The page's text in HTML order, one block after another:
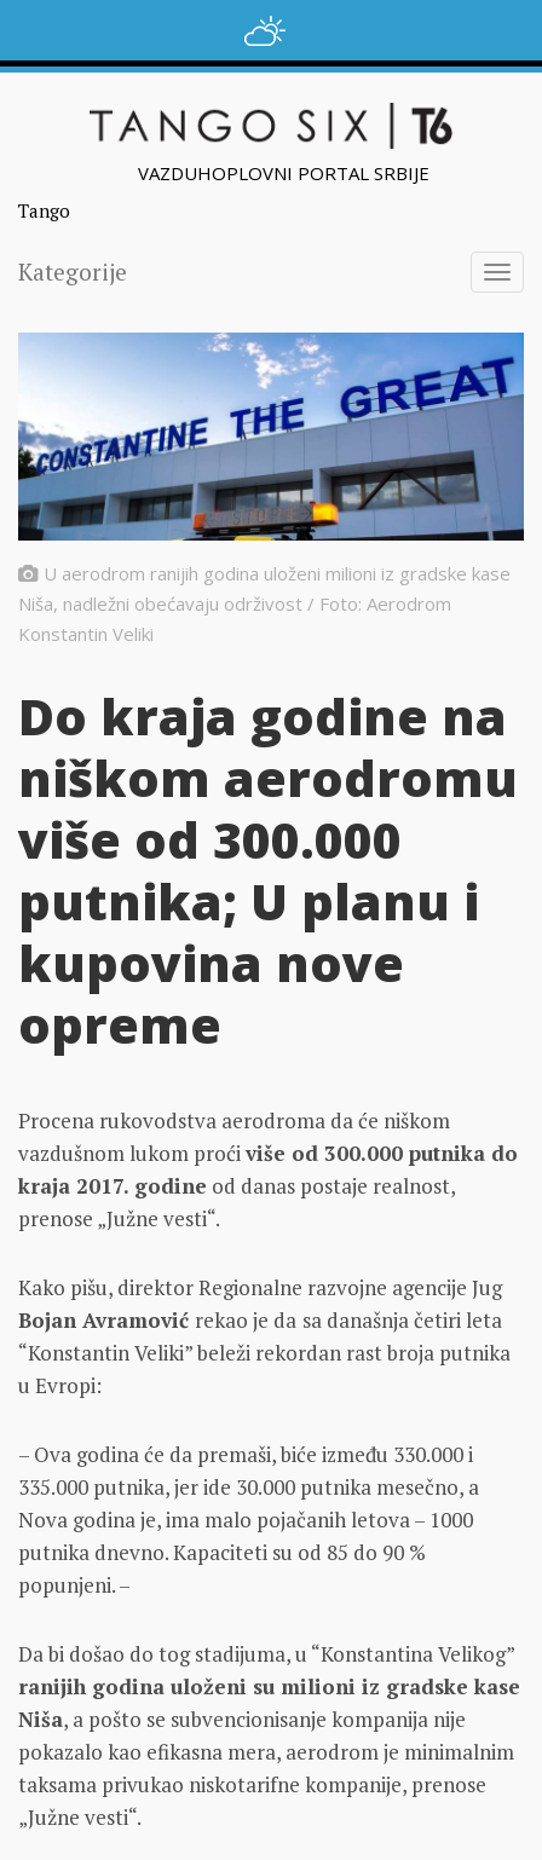
VAZDUHOPLOVNI PORTAL SRBIJE
Tango
Kategorije
U aerodrom ranijih godina uloženi milioni iz gradske kase
Niša, nadležni obećavaju održivost / Foto: Aerodrom
Konstantin Veliki
Do kraja godine na
niškom aerodromu
više od 300.000
putnika; U planu i
kupovina nove
opreme
Procena rukovodstva aerodroma da će niškom
vazdušnom lukom proćiviše od 300.000 putnika do
kraja 2017. godine od danas postaje realnost,
prenose „Južne vesti“.
Kako pišu, direktor Regionalne razvojne agencije Jug
Bojan Avramović rekao je da sa današnja četiri leta
“Konstantin Veliki” beleži rekordan rast broja putnika
u Evropi:
– Ova godina će da premaši, biće između 330.000 i
335.000 putnika, jer ide 30.000 putnika mesečno, a
Nova godina je, ima malo pojačanih letova – 1000
putnika dnevno. Kapaciteti su od 85 do 90 %
popunjeni. –
Da bi došao do tog stadijuma, u “Konstantina Velikog”
ranijih godina uloženi su milioni iz gradske kase
Niša, a pošto se subvencionisanje kompanija nije
pokazalo kao efikasna mera, aerodrom je minimalnim
taksama privukao niskotarifne kompanije, prenose
„Južne vesti“.